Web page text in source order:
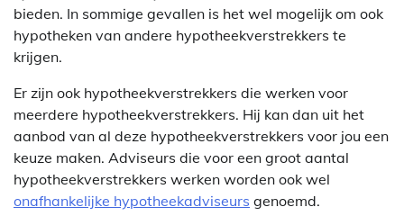
bieden. In sommige gevallen is het wel mogelijk om ook
hypotheken van andere hypotheekverstrekkers te
krijgen.
Er zijn ook hypotheekverstrekkers die werken voor
meerdere hypotheekverstrekkers. Hij kan dan uit het
aanbod van al deze hypotheekverstrekkers voor jou een
keuze maken. Adviseurs die voor een groot aantal
hypotheekverstrekkers werken worden ook wel
onafhankelijke hypotheekadviseurs genoemd.